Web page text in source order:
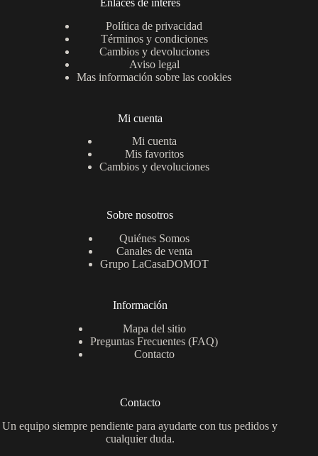
Política de privacidad
Términos y condiciones
Cambios y devoluciones
Aviso legal
Mas información sobre las cookies
Mi cuenta
Mi cuenta
Mis favoritos
Cambios y devoluciones
Sobre nosotros
Quiénes Somos
Canales de venta
Grupo LaCasaDOMOT
Información
Mapa del sitio
Preguntas Frecuentes (FAQ)
Contacto
Contacto
Un equipo siempre pendiente para ayudarte con tus pedidos y
cualquier duda.